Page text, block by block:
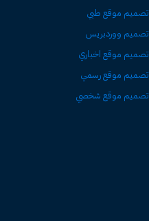
تصميم موقع طبي
تصميم ووردبريس
تصميم موقع اخباري
تصميم موقع رسمي
تصميم موقع شخصي